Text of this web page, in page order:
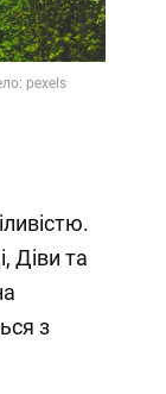
pexels
Діви та
з